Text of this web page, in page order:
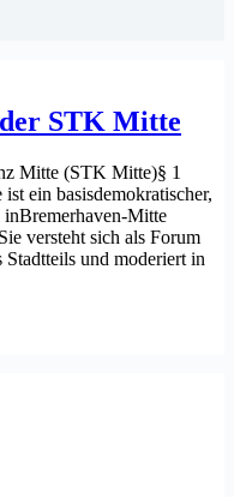
STK Mitte
Mitte (STK Mitte)§ 1
ein basisdemokratischer,
inBremerhaven-Mitte
versteht sich als Forum
und moderiert in